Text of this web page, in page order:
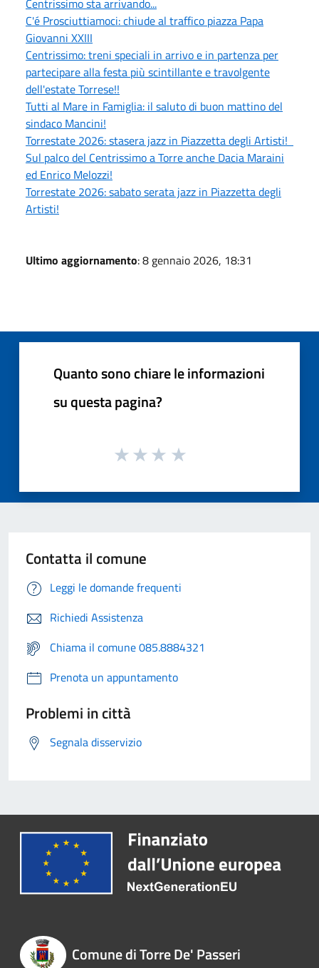
C'é Prosciuttiamoci: chiude al traffico piazza Papa
Giovanni XXIII
Centrissimo: treni speciali in arrivo e in partenza per
partecipare alla festa più scintillante e travolgente
dell'estate Torrese!!
Tutti al Mare in Famiglia: il saluto di buon mattino del
sindaco Mancini!
Torrestate 2026: stasera jazz in Piazzetta degli Artisti!
Sul palco del Centrissimo a Torre anche Dacia Maraini
ed Enrico Melozzi!
Torrestate 2026: sabato serata jazz in Piazzetta degli
Artisti!
Ultimo aggiornamento: 8 gennaio 2026, 18:31
Quanto sono chiare le informazioni
su questa pagina?
Contatta il comune
Leggi le domande frequenti
Richiedi Assistenza
Chiama il comune 085.8884321
Prenota un appuntamento
Problemi in città
Segnala disservizio
Comune di Torre De' Passeri